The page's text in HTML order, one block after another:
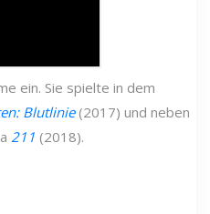
ein. Sie spielte in dem
Blutlinie (2017) und neben
211 (2018).